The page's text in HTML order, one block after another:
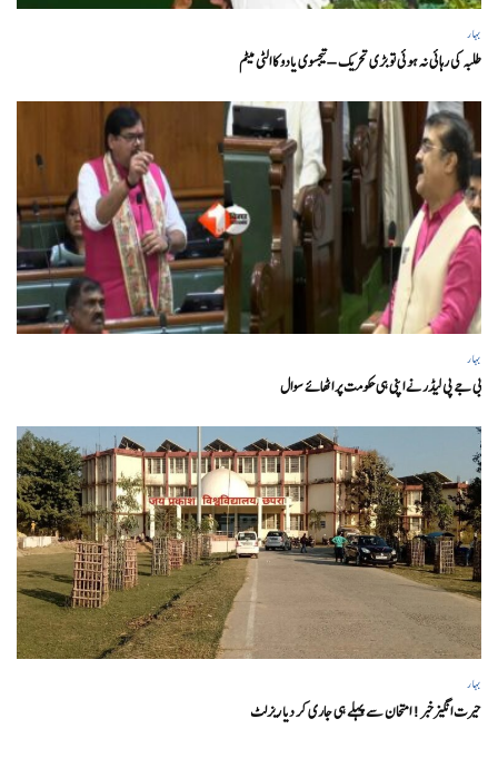
بہار
طلبہ کی رہائی نہ ہوئی تو بڑی تحریک – تیجسوی یادو کا الٹی میٹم
بہار
بی جے پی لیڈر نے اپنی ہی حکومت پر اٹھائے سوال
بہار
حیرت انگیزخبر ! امتحان سے پہلے ہی جاری کر دیا ریزلٹ